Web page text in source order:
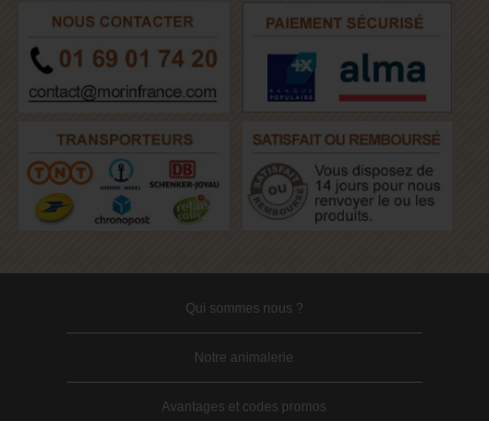
Qui sommes nous ?
Notre animalerie
Avantages et codes promos